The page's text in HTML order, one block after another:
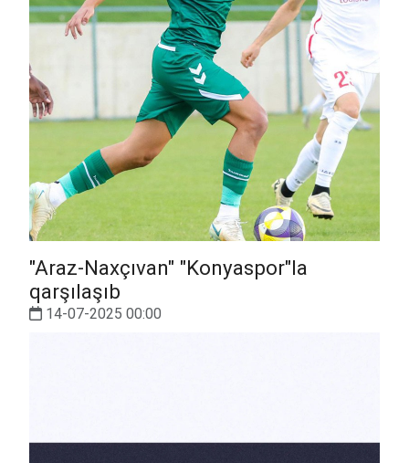
"Araz-Naxçıvan" "Konyaspor"la
qarşılaşıb
14-07-2025 00:00